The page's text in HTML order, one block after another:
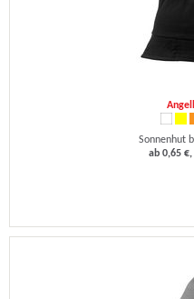
Sonnenhut
ab 0,65